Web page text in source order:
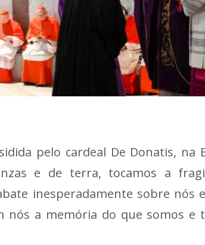
pelo cardeal De Donatis, na
e de terra, tocamos a
inesperadamente sobre nós
nós a memória do que somos e